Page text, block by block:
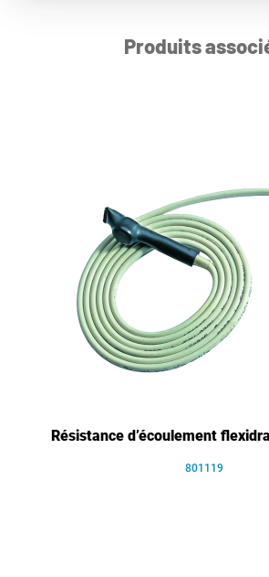
Produits
Résistance d’écoulement
801119